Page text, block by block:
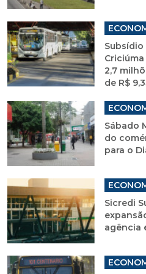
2,7
de R$
Sábado
do
para o
Sicredi
agência